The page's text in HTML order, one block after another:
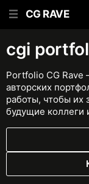
CG RAVE
cgi
Portfolio CG Rave
авторских
работы, чтобы их
будущие коллеги